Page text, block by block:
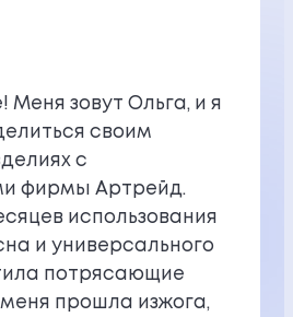
Меня зовут Ольга, и я
своим
с
фирмы Артрейд.
использования
и универсального
потрясающие
меня прошла изжога,